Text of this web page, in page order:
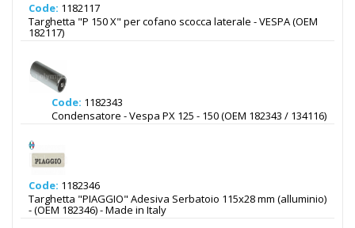
Code: 1182117
Targhetta "P 150 X" per cofano scocca laterale - VESPA (OEM
182117)
Code: 1182343
Condensatore - Vespa PX 125 - 150 (OEM 182343 / 134116)
Code: 1182346
Targhetta "PIAGGIO" Adesiva Serbatoio 115x28 mm (alluminio)
- (OEM 182346) - Made in Italy